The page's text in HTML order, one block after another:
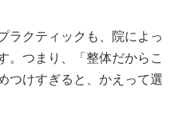
ラクティックも、院によっ
。つまり、「整体だからこ
つけすぎると、かえって選